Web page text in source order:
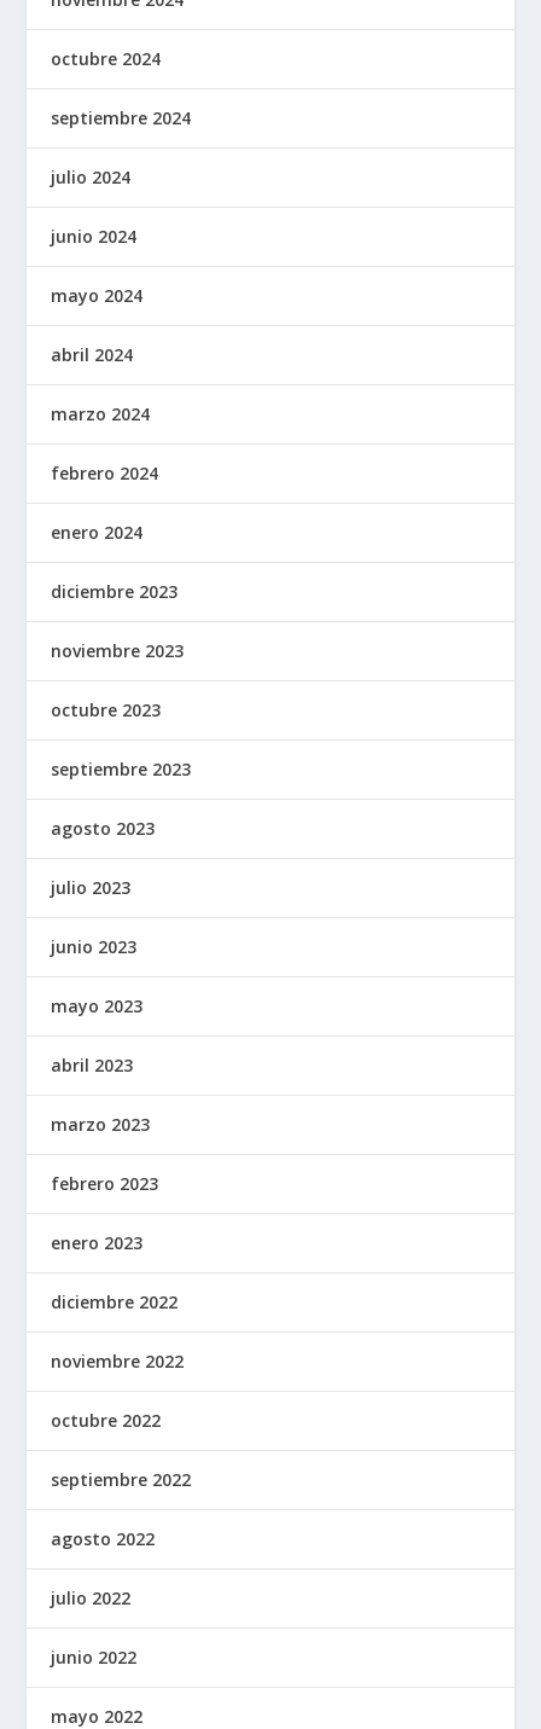
octubre 2024
septiembre 2024
julio 2024
junio 2024
mayo 2024
abril 2024
marzo 2024
febrero 2024
enero 2024
diciembre 2023
noviembre 2023
octubre 2023
septiembre 2023
agosto 2023
julio 2023
junio 2023
mayo 2023
abril 2023
marzo 2023
febrero 2023
enero 2023
diciembre 2022
noviembre 2022
octubre 2022
septiembre 2022
agosto 2022
julio 2022
junio 2022
mayo 2022